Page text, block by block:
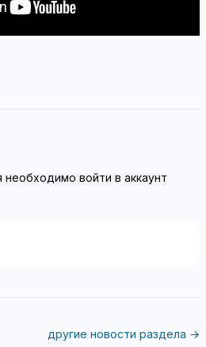
войти в аккаунт
другие новости раздела →